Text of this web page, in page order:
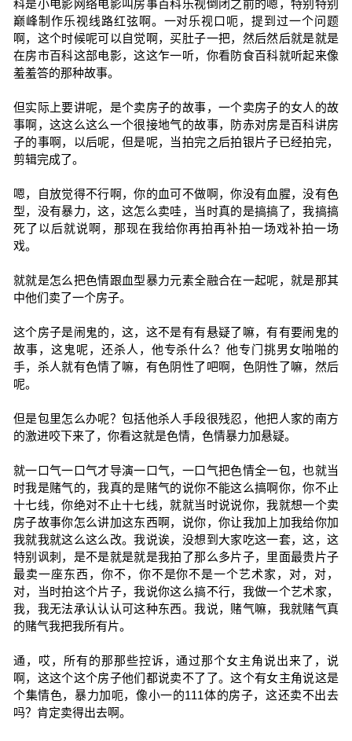
科是小电影网络电影叫房事百科乐视倒闭之前的嗯，特别特别
巅峰制作乐视线路红弦啊。一对乐视口呃，提到过一个问题
啊，这个时候呢可以自觉啊，买肚子一把，然后然后就是就是
在房市百科这部电影，这这乍一听，你看防食百科就听起来像
羞羞答的那种故事。
但实际上要讲呢，是个卖房子的故事，一个卖房子的女人的故
事啊，这这么这么一个很接地气的故事，防赤对房是百科讲房
子的事啊，以后呢，但是呢，当拍完之后拍银片子已经拍完，
剪辑完成了。
嗯，自放觉得不行啊，你的血可不做啊，你没有血腥，没有色
型，没有暴力，这，这怎么卖哇，当时真的是搞搞了，我搞搞
死了以后就说啊，那现在我给你再拍再补拍一场戏补拍一场
戏。
就就是怎么把色情跟血型暴力元素全融合在一起呢，就是那其
中他们卖了一个房子。
这个房子是闹鬼的，这，这不是有有悬疑了嘛，有有要闹鬼的
故事，这鬼呢，还杀人，他专杀什么？他专门挑男女啪啪的
手，杀人就有色情了嘛，有色阴性了吧啊，色阴性了嘛，然后
呢。
但是包里怎么办呢？包括他杀人手段很残忍，他把人家的南方
的激进咬下来了，你看这就是色情，色情暴力加悬疑。
就一口气一口气才导演一口气，一口气把色情全一包，也就当
时我是赌气的，我真的是赌气的说你不能这么搞啊你，你不止
十七线，你绝对不止十七线，就就当时说说你，我就想一个卖
房子故事你怎么讲加这东西啊，说你，你让我加上加我给你加
我就我就这么这么改。我说诶，没想到大家吃这一套，这，这
特别讽刺，是不是就是就是我拍了那么多片子，里面最贵片子
最卖一座东西，你不，你不是你不是一个艺术家，对，对，
对，当时拍这个片子，我说你这么搞不行，我做一个艺术家，
我，我无法承认认认可这种东西。我说，赌气嘛，我就赌气真
的赌气我把我所有片。
通，哎，所有的那那些控诉，通过那个女主角说出来了，说
啊，这这个这个房子他们都说卖不了了。这个有女主角说这是
个集情色，暴力加呃，像小一的111体的房子，这还卖不出去
吗？肯定卖得出去啊。